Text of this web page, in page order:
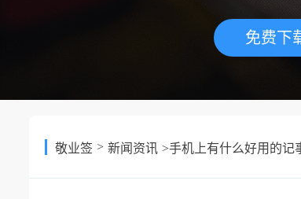
免费下
敬业签 > 新闻资讯 >手机上有什么好用的记